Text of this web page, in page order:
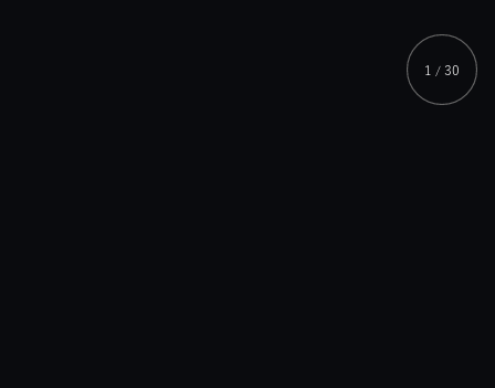
1 / 30